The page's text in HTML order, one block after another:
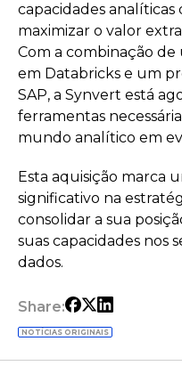
capacidades analíticas
maximizar o valor
Com a combinação
em Databricks e um
SAP, a Synvert está
ferramentas
mundo analítico em
Esta aquisição marca
significativo na
consolidar a sua
suas capacidades nos
dados.
Share:
NOTÍCIAS ORIGINAIS